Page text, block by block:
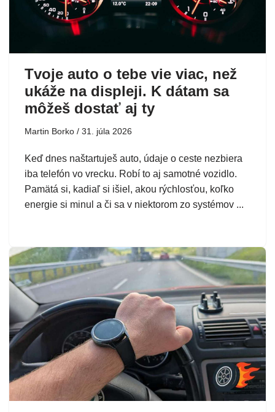
Tvoje auto o tebe vie viac, než
ukáže na displeji. K dátam sa
môžeš dostať aj ty
Martin Borko 31. júla 2026
Keď dnes naštartuješ auto, údaje o ceste nezbiera
iba telefón vo vrecku. Robí to aj samotné vozidlo.
Pamätá si, kadiaľ si išiel, akou rýchlosťou, koľko
energie si minul a či sa v niektorom zo systémov ...